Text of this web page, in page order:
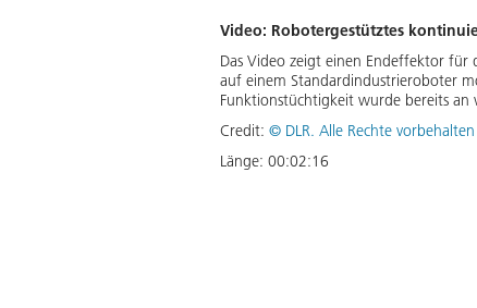
Video: Robotergestütztes
Das Video zeigt einen Endeffektor
auf einem Standardindustrieroboter
Funktionstüchtigkeit wurde bereits an
Credit: © DLR. Alle Rechte vorbehalten
Länge: 00:02:16